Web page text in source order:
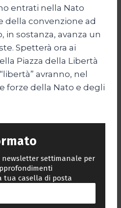
entrati nella Nato
della convenzione ad
in sostanza, avanza un
Spetterà ora ai
Piazza della Libertà
avranno, nel
forze della Nato e degli
settimanale per
casella di posta